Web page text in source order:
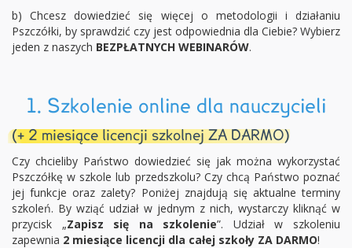
b) Chcesz dowiedzieć się więcej o metodologii i działaniu
Pszczółki, by sprawdzić czy jest odpowiednia dla Ciebie? Wybierz
jeden z naszych BEZPŁATNYCH WEBINARÓW.
1. Szkolenie online dla nauczycieli
(+ 2 miesiące licencji szkolnej ZA DARMO)
Czy chcieliby Państwo dowiedzieć się jak można wykorzystać
Pszczółkę w szkole lub przedszkolu? Czy chcą Państwo poznać
jej funkcje oraz zalety? Poniżej znajdują się aktualne terminy
szkoleń. By wziąć udział w jednym z nich, wystarczy kliknąć w
przycisk „Zapisz się na szkolenie”. Udział w szkoleniu
zapewnia 2 miesiące licencji dla całej szkoły ZA DARMO!